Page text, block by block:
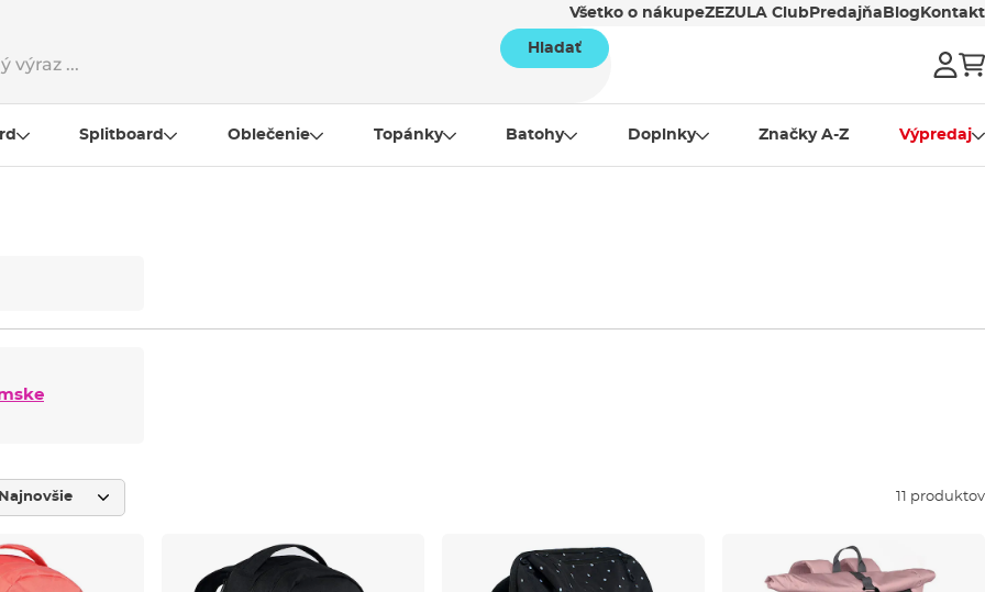
Všetko o nákupeZEZULA Club Predajňa Blog Kontakt
Hladať
Splitboard Oblečenie Topánky Batohy Doplnky Značky A-Z Výpredaj
11 produktov